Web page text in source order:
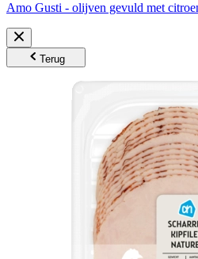
Amo Gusti - olijven gevuld met
Terug